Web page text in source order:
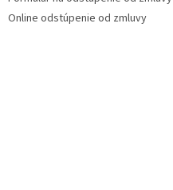
Online odstúpenie od zmluvy